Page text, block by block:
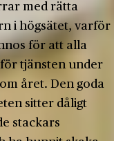
med rätta
i högsätet, varför
för att alla
tjänsten under
året. Den goda
sitter dåligt
stackars